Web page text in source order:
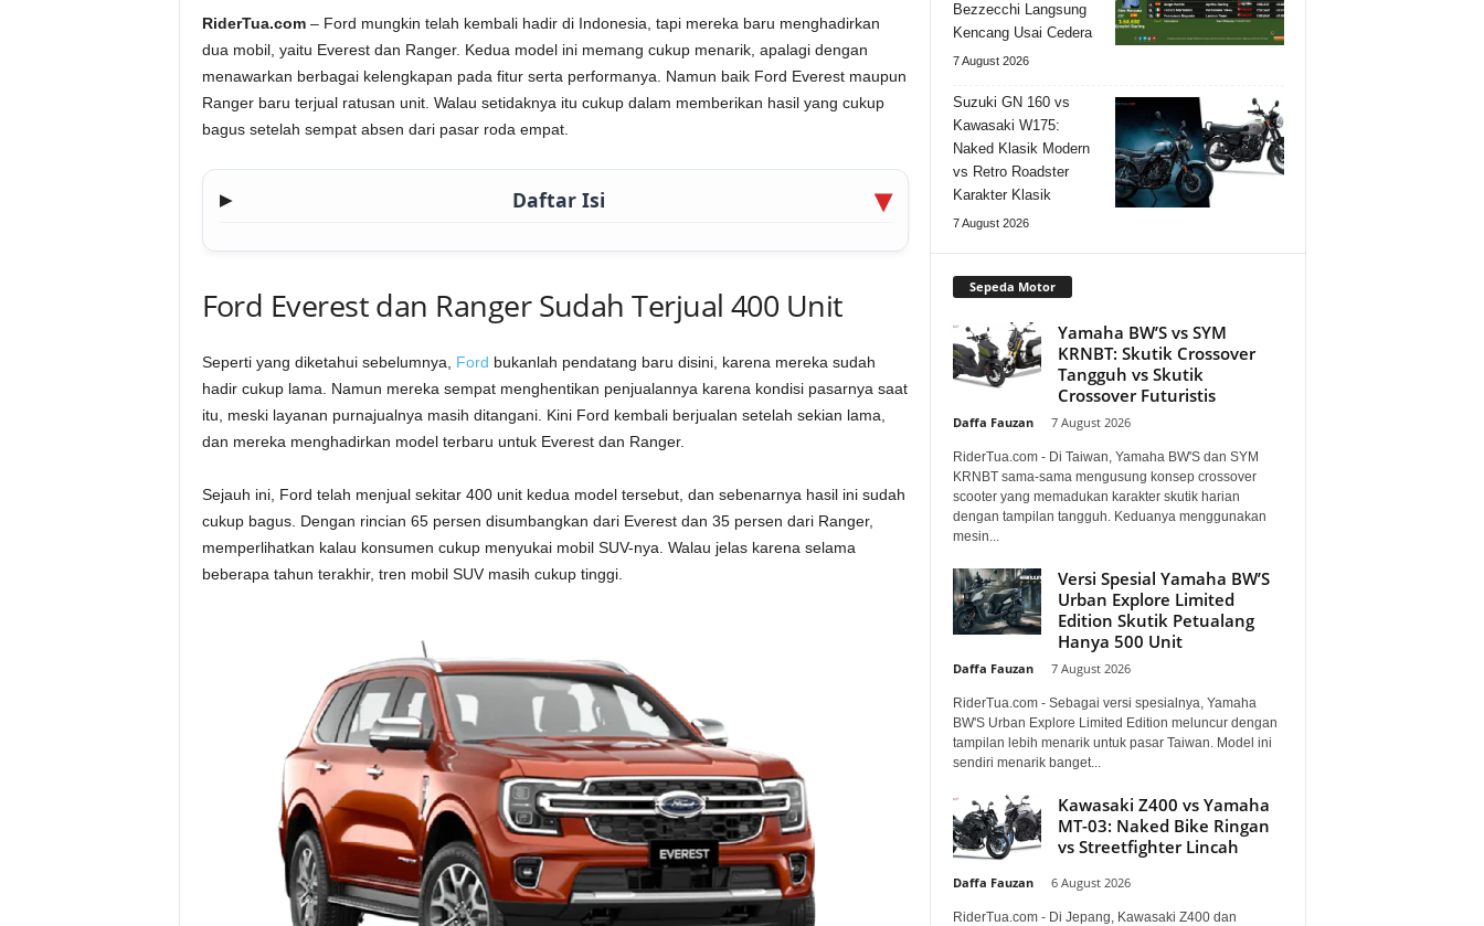
RiderTua.com– Ford mungkin telah kembali hadir di Indonesia, tapi mereka baru menghadirkan
dua mobil, yaitu Everest dan Ranger. Kedua model ini memang cukup menarik, apalagi dengan
menawarkan berbagai kelengkapan pada fitur serta performanya. Namun baik Ford Everest maupun
Ranger baru terjual ratusan unit. Walau setidaknya itu cukup dalam memberikan hasil yang cukup
bagus setelah sempat absen dari pasar roda empat.
▶ Daftar Isi
Ford Everest dan Ranger Sudah Terjual 400 Unit
Seperti yang diketahui sebelumnya, Ford bukanlah pendatang baru disini, karena mereka sudah
hadir cukup lama. Namun mereka sempat menghentikan penjualannya karena kondisi pasarnya saat
itu, meski layanan purnajualnya masih ditangani. Kini Ford kembali berjualan setelah sekian lama,
dan mereka menghadirkan model terbaru untuk Everest dan Ranger.
Sejauh ini, Ford telah menjual sekitar 400 unit kedua model tersebut, dan sebenarnya hasil ini sudah
cukup bagus. Dengan rincian 65 persen disumbangkan dari Everest dan 35 persen dari Ranger,
memperlihatkan kalau konsumen cukup menyukai mobil SUV-nya. Walau jelas karena selama
beberapa tahun terakhir, tren mobil SUV masih cukup tinggi.
Bezzecchi Langsung
Kencang Usai Cedera
7 August 2026
Suzuki GN 160 vs
Kawasaki W175:
Naked Klasik Modern
vs Retro Roadster
Karakter Klasik
7 August 2026
Sepeda Motor
Yamaha BW’S vs SYM
KRNBT: Skutik Crossover
Tangguh vs Skutik
Crossover Futuristis
Daffa Fauzan 7 August 2026
RiderTua.com - Di Taiwan, Yamaha BW'S dan SYM
KRNBT sama-sama mengusung konsep crossover
scooter yang memadukan karakter skutik harian
dengan tampilan tangguh. Keduanya menggunakan
mesin...
Versi Spesial Yamaha BW’S
Urban Explore Limited
Edition Skutik Petualang
Hanya 500 Unit
Daffa Fauzan 7 August 2026
RiderTua.com - Sebagai versi spesialnya, Yamaha
BW'S Urban Explore Limited Edition meluncur dengan
tampilan lebih menarik untuk pasar Taiwan. Model ini
sendiri menarik banget...
Kawasaki Z400 vs Yamaha
MT-03: Naked Bike Ringan
vs Streetfighter Lincah
Daffa Fauzan 6 August 2026
RiderTua.com - Di Jepang, Kawasaki Z400 dan